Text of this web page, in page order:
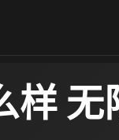
样 无